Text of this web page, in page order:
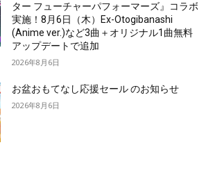
ター フューチャーパフォーマーズ』コラボ
実施！8月6日（木）Ex-Otogibanashi
(Anime ver.)など3曲＋オリジナル1曲無料
アップデートで追加
2026年8月6日
お盆おもてなし応援セール のお知らせ
2026年8月6日